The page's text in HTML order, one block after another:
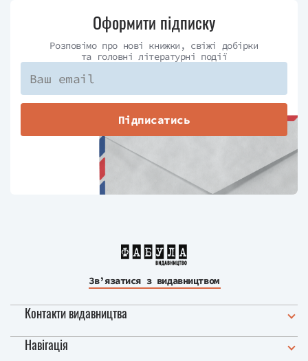
Оформити підписку
Розповімо про нові книжки, свіжі добірки
та головні літературні події
Підписатись
Зв’язатися з видавництвом
Контакти видавництва
Навігація